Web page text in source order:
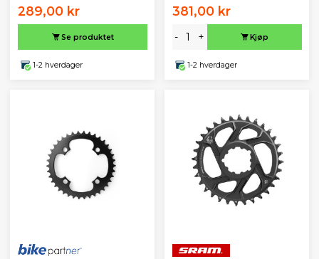
289,00 kr
Se produktet
1-2 hverdager
381,00 kr
- + Kjøp
1-2 hverdager